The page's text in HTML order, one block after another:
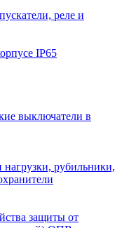
реле и
IP65
выключатели в
рубильники,
защиты от